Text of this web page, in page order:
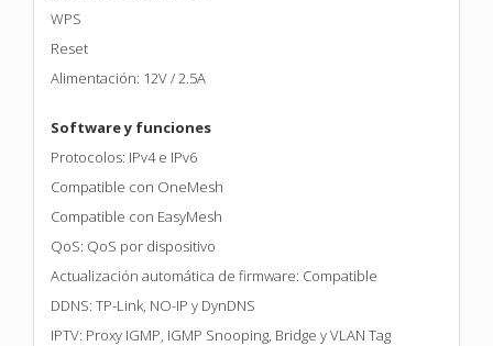
WPS
Reset
Alimentación: 12V / 2.5A
Software y funciones
Protocolos: IPv4 e IPv6
Compatible con OneMesh
Compatible con EasyMesh
QoS: QoS por dispositivo
Actualización automática de firmware: Compatible
DDNS: TP-Link, NO-IP y DynDNS
IPTV: Proxy IGMP, IGMP Snooping, Bridge y VLAN Tag